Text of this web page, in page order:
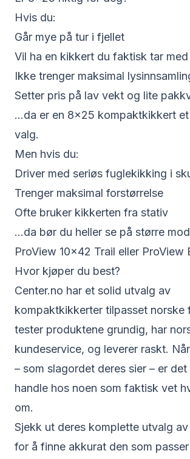
Hvis du:
Går mye på tur i fjellet
Vil ha en kikkert du faktisk tar
Ikke trenger maksimal
Setter pris på lav vekt og lite
...da er en 8x25 kompaktkikkert
valg.
Men hvis du:
Driver med seriøs fuglekikking i
Trenger maksimal forstørrelse
Ofte bruker kikkerten fra stativ
...da bør du heller se på større
ProView 10×42 Trail eller ProView
Hvor kjøper du best?
Center.no har et solid utvalg av
kompaktkikkerter tilpasset norske
tester produktene grundig, har
kundeservice, og leverer raskt.
– som slagordet deres sier – er
handle hos noen som faktisk vet
om.
Sjekk ut deres komplette utvalg
for å finne akkurat den som